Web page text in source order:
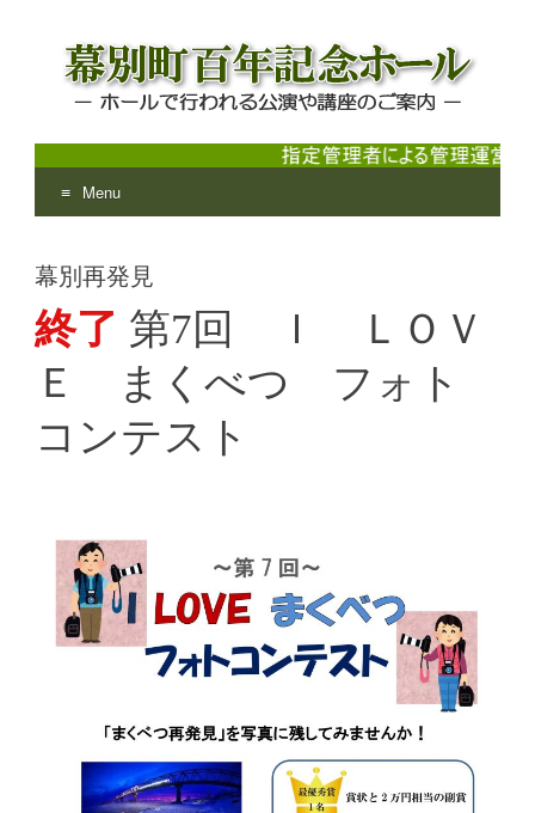
幕別町百年記念ホール
ホールで行われる公演や講座のご案内
Menu
to
content
幕別再発見
終了 第7回 Ｉ ＬＯＶ
Ｅ まくべつ フォト
コンテスト